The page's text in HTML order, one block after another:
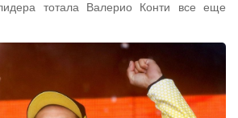
тотала Валерио Конти все еще